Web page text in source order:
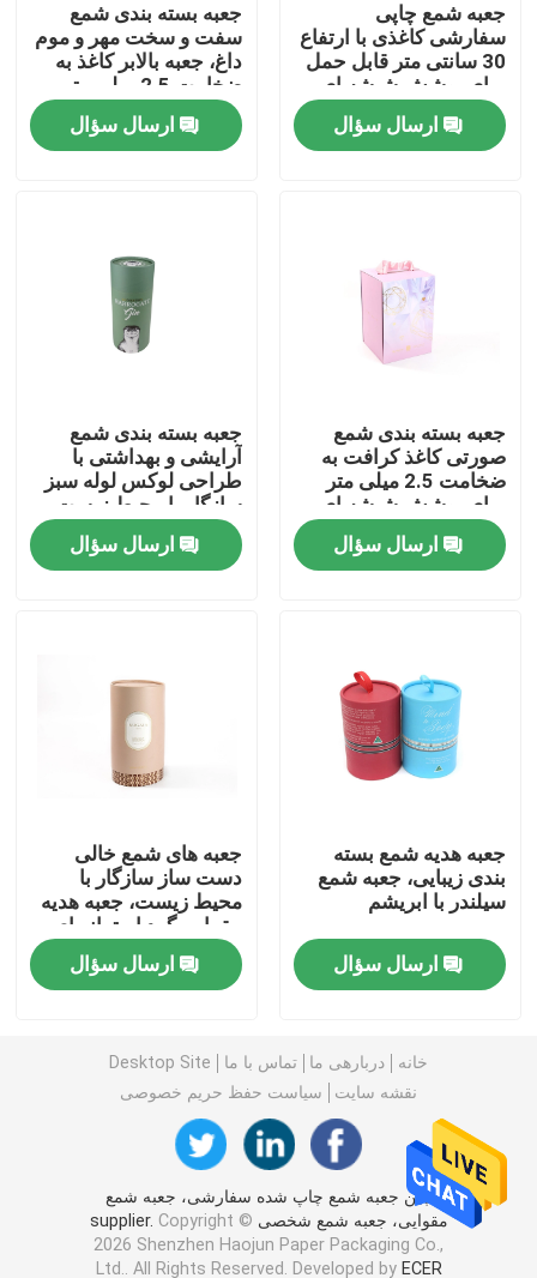
خونه
محصولات
درباره ما
تور کارخانه
کنترل کیفیت
با ما تماس بگیرید
اخبار
درخواست نقل قول
جعبه بسته بندی لوازم آرایشی و بهداشتی
بسته بندی جعبه شاهدانه
جعبه راه راه کاغذی
جعبه آب نبات مقوایی
پایه نمایش مقوایی
جعبه شمع چاپی
سفارشی کاغذی با ارتفاع
30 سانتی متر قابل حمل
برای پوشش شیشه ای
ارسال سؤال
جعبه بسته بندی شمع
سفت و سخت مهر و موم
داغ، جعبه بالابر کاغذ به
ضخامت 2.5 میلی متر
ارسال سؤال
جعبه بسته بندی شمع
صورتی کاغذ کرافت به
ضخامت 2.5 میلی متر
برای پوشش شیشه ای
ارسال سؤال
جعبه بسته بندی شمع
آرایشی و بهداشتی با
طراحی لوکس لوله سبز
سازگار با محیط زیست
ارسال سؤال
جعبه هدیه شمع بسته
بندی زیبایی، جعبه شمع
سیلندر با ابریشم
ارسال سؤال
جعبه های شمع خالی
دست ساز سازگار با
محیط زیست، جعبه هدیه
مقوایی گرد استوانه ای
سفت و سخت
ارسال سؤال
خانه دربارهی ما تماس با ما
Desktop Site
نقشه سایت
سیاست حفظ حریم خصوصی
چین جعبه شمع چاپ شده سفارشی، جعبه شمع
مقوایی، جعبه شمع شخصی supplier. Copyright ©
2026 Shenzhen Haojun Paper Packaging Co.,
Ltd.. All Rights Reserved. Developed by ECER